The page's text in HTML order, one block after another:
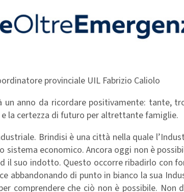
provinciale UIL Fabrizio Caliolo
anno da ricordare positivamente: tante,
la certezza di futuro per altrettante famiglie.
Brindisi è una città nella quale
economico. Ancora oggi non è
il suo indotto. Questo occorre ribadirlo con
abbandonando di punto in bianco la sua
comprendere che ciò non è possibile. Non